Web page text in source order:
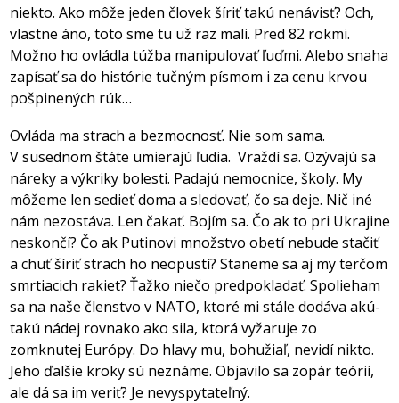
niekto. Ako môže jeden človek šíriť takú nenávisť? Och,
vlastne áno, toto sme tu už raz mali. Pred 82 rokmi.
Možno ho ovládla túžba manipulovať ľuďmi. Alebo snaha
zapísať sa do histórie tučným písmom i za cenu krvou
pošpinených rúk…
Ovláda ma strach a bezmocnosť. Nie som sama.
V susednom štáte umierajú ľudia. Vraždí sa. Ozývajú sa
náreky a výkriky bolesti. Padajú nemocnice, školy. My
môžeme len sedieť doma a sledovať, čo sa deje. Nič iné
nám nezostáva. Len čakať. Bojím sa. Čo ak to pri Ukrajine
neskončí? Čo ak Putinovi množstvo obetí nebude stačiť
a chuť šíriť strach ho neopustí? Staneme sa aj my terčom
smrtiacich rakiet? Ťažko niečo predpokladať. Spolieham
sa na naše členstvo v NATO, ktoré mi stále dodáva akú-
takú nádej rovnako ako sila, ktorá vyžaruje zo
zomknutej Európy. Do hlavy mu, bohužiaľ, nevidí nikto.
Jeho ďalšie kroky sú neznáme. Objavilo sa zopár teórií,
ale dá sa im veriť? Je nevyspytateľný.